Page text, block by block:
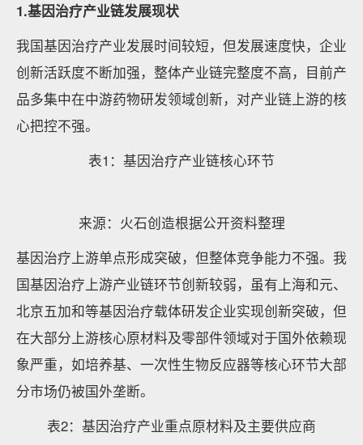
1.基因治疗产业链发展现状
我国基因治疗产业发展时间较短，但发展速度快，企业
创新活跃度不断加强，整体产业链完整度不高，目前产
品多集中在中游药物研发领域创新，对产业链上游的核
心把控不强。
表1：基因治疗产业链核心环节
来源：火石创造根据公开资料整理
基因治疗上游单点形成突破，但整体竞争能力不强。我
国基因治疗上游产业链环节创新较弱，虽有上海和元、
北京五加和等基因治疗载体研发企业实现创新突破，但
在大部分上游核心原材料及零部件领域对于国外依赖现
象严重，如培养基、一次性生物反应器等核心环节大部
分市场仍被国外垄断。
表2：基因治疗产业重点原材料及主要供应商